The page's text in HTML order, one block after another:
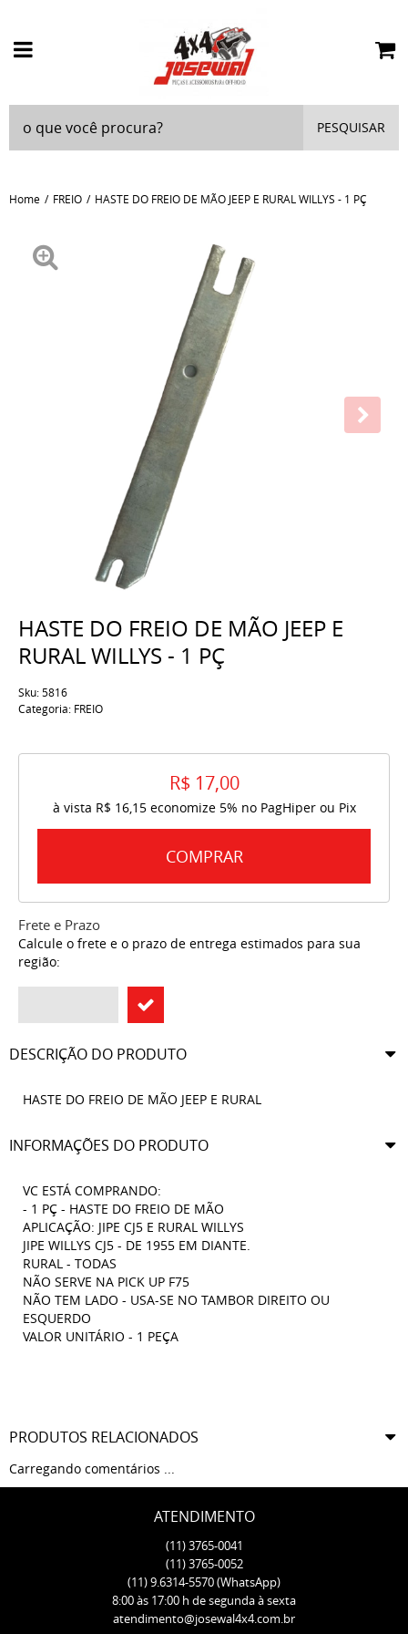
PESQUISAR
Home FREIO HASTE DO FREIO DE MÃO JEEP E RURAL WILLYS - 1 PÇ
HASTE DO FREIO DE MÃO JEEP E
RURAL WILLYS - 1 PÇ
Sku:5816
Categoria: FREIO
R$ 17,00
à vista R$ 16,15economize 5% no PagHiper ou Pix
COMPRAR
Frete e Prazo
Calcule o frete e o prazo de entrega estimados para sua
região:
DESCRIÇÃO DO PRODUTO
HASTE DO FREIO DE MÃO JEEP E RURAL
INFORMAÇÕES DO PRODUTO
VC ESTÁ COMPRANDO:
- 1 PÇ - HASTE DO FREIO DE MÃO
APLICAÇÃO: JIPE CJ5 E RURAL WILLYS
JIPE WILLYS CJ5 - DE 1955 EM DIANTE.
RURAL - TODAS
NÃO SERVE NA PICK UP F75
NÃO TEM LADO - USA-SE NO TAMBOR DIREITO OU
ESQUERDO
VALOR UNITÁRIO - 1 PEÇA
PRODUTOS RELACIONADOS
Carregando comentários ...
ATENDIMENTO
(11)3765-0041
(11)3765-0052
(11)9.6314-5570(WhatsApp)
8:00 às 17:00 h de segunda à sexta
atendimento@josewal4x4.com.br